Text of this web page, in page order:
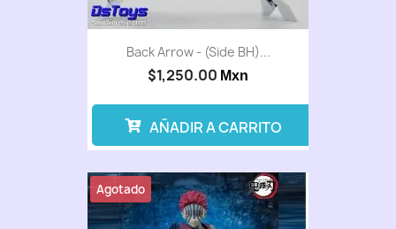
Back Arrow - (Side BH)...
$1,250.00 Mxn
AÑADIR A CARRITO
Agotado